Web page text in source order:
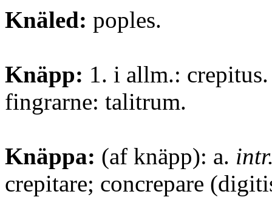
Knäled: poples.
Knäpp: 1. i allm.:
fingrarne: talitrum.
Knäppa: (af knäpp): a.
crepitare; concrepare